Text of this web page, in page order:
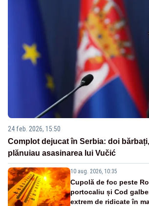
24 feb. 2026, 15:50
Complot dejucat în Serbia: doi
plănuiau asasinarea lui Vučić
10 aug. 2026, 10:35
Cupolă de foc peste
portocaliu și Cod
extrem de ridicate în